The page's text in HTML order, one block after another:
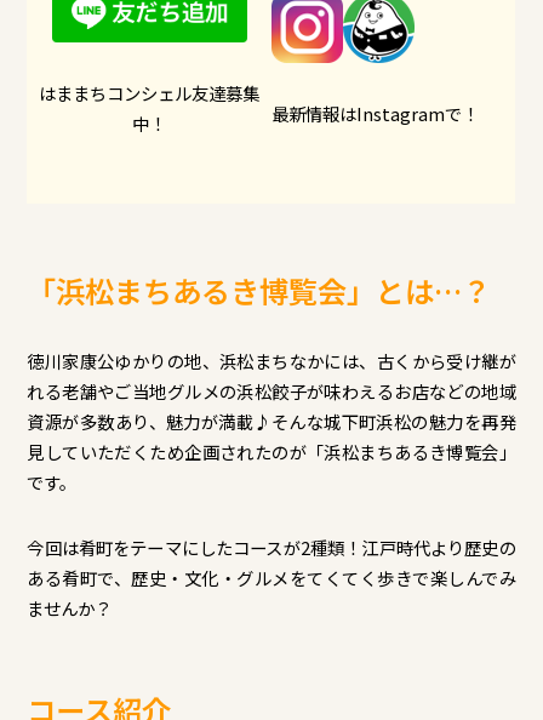
はままちコンシェル友達募集
中！
最新情報はInstagramで！
「浜松まちあるき博覧会」とは…？
徳川家康公ゆかりの地、浜松まちなかには、古くから受け継が
れる老舗やご当地グルメの浜松餃子が味わえるお店などの地域
資源が多数あり、魅力が満載♪そんな城下町浜松の魅力を再発
見していただくため企画されたのが「浜松まちあるき博覧会」
です。
今回は肴町をテーマにしたコースが2種類！江戸時代より歴史の
ある肴町で、歴史・文化・グルメをてくてく歩きで楽しんでみ
ませんか？
コース紹介